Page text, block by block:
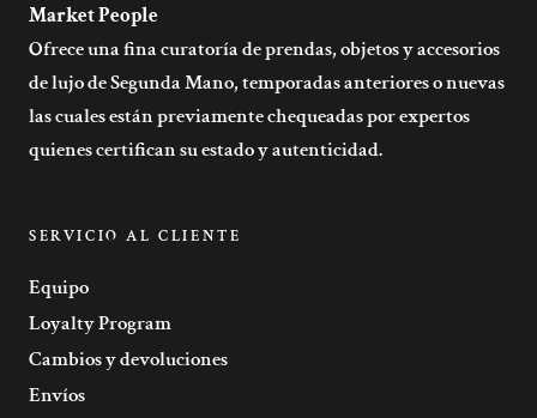
Market People
Ofrece una fina curatoría de prendas, objetos y accesorios
de lujo de Segunda Mano, temporadas anteriores o nuevas
las cuales están previamente chequeadas por expertos
quienes certifican su estado y autenticidad.
SERVICIO AL CLIENTE
Equipo
Loyalty Program
Cambios y devoluciones
Envíos